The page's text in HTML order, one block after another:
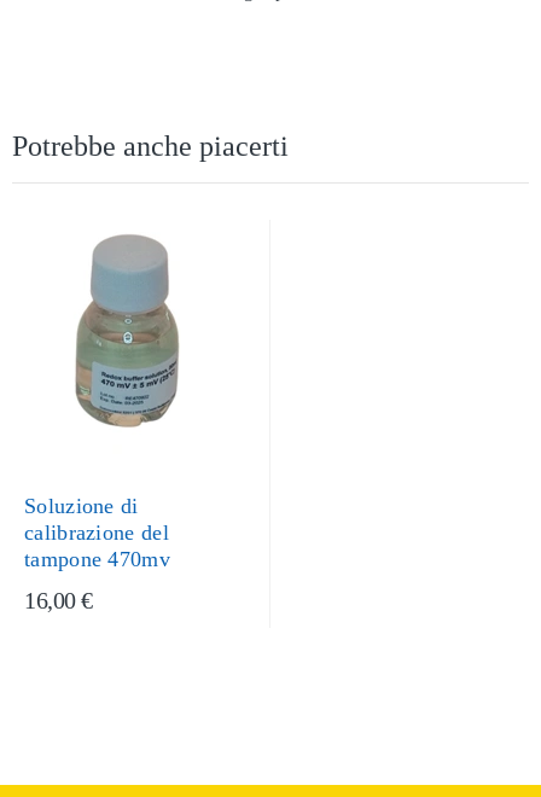
Potrebbe anche piacerti
Soluzione di
calibrazione del
tampone 470mv
16,00 €